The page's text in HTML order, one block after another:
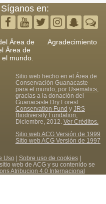
Síganos en:
Área de
Área de
mundo.
Agradecimiento
Sitio web hecho en el Área de
Conservación Guanacaste
para el mundo, por Usematics,
gracias a la donación del
Guanacaste Dry Forest
Conservation Fund y JRS
Biodiversity Fundation,
Diciembre, 2012. Ver Créditos.
Sitio web ACG Versión de 1999
Sitio web ACG Versión de 1997
Uso Sobre uso de cookies|
web de ACG y su contenido se
Atribucion 4.0 Internacional